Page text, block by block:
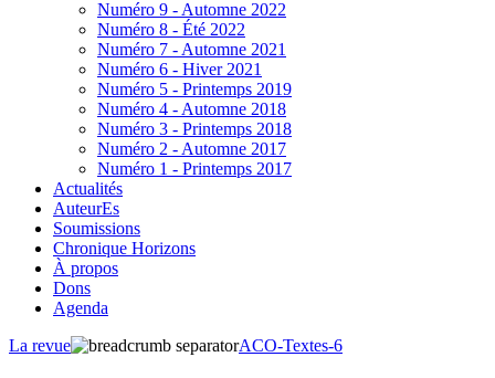
Numéro 9 - Automne 2022
Numéro 8 - Été 2022
Numéro 7 - Automne 2021
Numéro 6 - Hiver 2021
Numéro 5 - Printemps 2019
Numéro 4 - Automne 2018
Numéro 3 - Printemps 2018
Numéro 2 - Automne 2017
Numéro 1 - Printemps 2017
Actualités
AuteurEs
Soumissions
Chronique Horizons
À propos
Dons
Agenda
La revue
ACO-Textes-6